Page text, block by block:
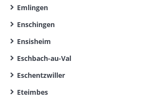
Emlingen
Enschingen
Ensisheim
Eschbach-au-Val
Eschentzwiller
Eteimbes